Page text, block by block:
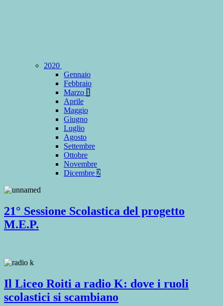
2020
Gennaio
Febbraio
Marzo 1
Aprile
Maggio
Giugno
Luglio
Agosto
Settembre
Ottobre
Novembre
Dicembre 2
21° Sessione Scolastica del progetto
M.E.P.
Il Liceo Roiti a radio K: dove i ruoli
scolastici si scambiano